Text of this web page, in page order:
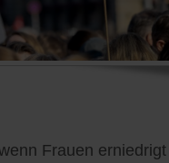
Frauen erniedrigt